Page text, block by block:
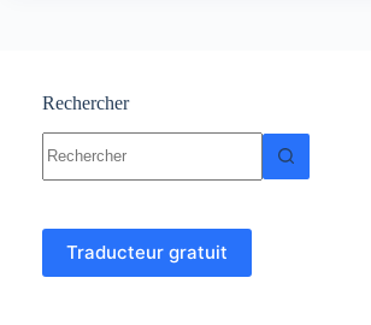
Examens
Rechercher
résultat
Traducteur gratuit